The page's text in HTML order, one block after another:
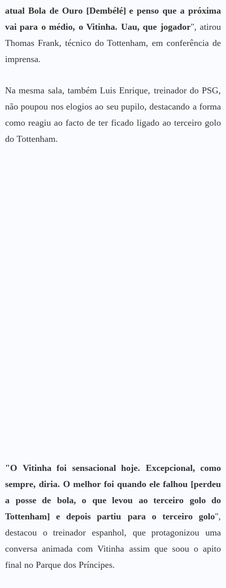
atual Bola de Ouro [Dembélé] e penso que a próxima
vai para o médio, o Vitinha. Uau, que jogador", atirou
Thomas Frank, técnico do Tottenham, em conferência de
imprensa.
Na mesma sala, também Luis Enrique, treinador do PSG,
não poupou nos elogios ao seu pupilo, destacando a forma
como reagiu ao facto de ter ficado ligado ao terceiro golo
do Tottenham.
"O Vitinha foi sensacional hoje. Excepcional, como
sempre, diria. O melhor foi quando ele falhou [perdeu
a posse de bola, o que levou ao terceiro golo do
Tottenham] e depois partiu para o terceiro golo",
destacou o treinador espanhol, que protagonizou uma
conversa animada com Vitinha assim que soou o apito
final no Parque dos Príncipes.